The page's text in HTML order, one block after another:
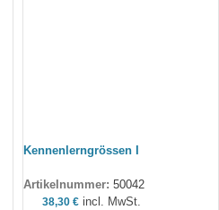
Kennenlerngrössen I
Artikelnummer: 50042
38,30 € incl. MwSt.